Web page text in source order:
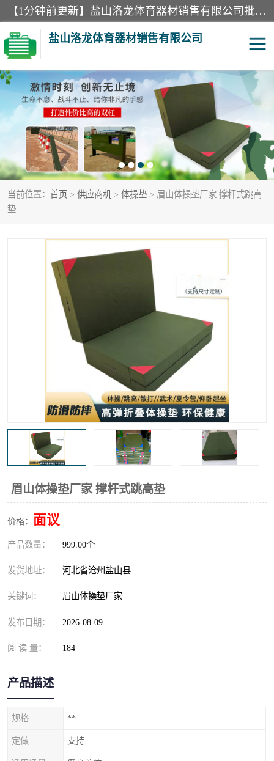
【1分钟前更新】盐山洛龙体育器材销售有限公司批量供应：300米障碍器材、400米障碍器材、部队训练器材、双杠、体操垫、舞蹈把杆等产品。盐山洛龙体育器材销售有限公司经过多年的发展，集研发，生产，销售，售后服务为一体. 奉行“质量，信誉，服务”的宗旨，以开拓创新的精神和真诚守信的态度积极进取。
盐山洛龙体育器材销售有限公司
当前位置： 首页 > 供应商机 > 体操垫 > 眉山体操垫厂家 撑杆式跳高
垫
眉山体操垫厂家 撑杆式跳高垫
价格： 面议
产品数量： 999.00个
发货地址： 河北省沧州盐山县
关键词： 眉山体操垫厂家
发布日期： 2026-08-09
阅 读 量： 184
产品描述
规格 **
定做 支持
单双杠 舞蹈把杆
400米障碍器材 体操垫
300米障碍器材 攀爬架
塑胶跑道 400米障碍器材1